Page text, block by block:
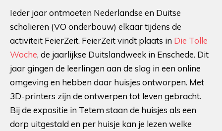
Ieder jaar ontmoeten Nederlandse en Duitse
scholieren (VO onderbouw) elkaar tijdens de
activiteit FeierZeit. FeierZeit vindt plaats in Die Tolle
Woche, de jaarlijkse Duitslandweek in Enschede. Dit
jaar gingen de leerlingen aan de slag in een online
omgeving en hebben daar huisjes ontworpen. Met
3D-printers zijn de ontwerpen tot leven gebracht.
Bij de expositie in Tetem staan de huisjes als een
dorp uitgestald en per huisje kan je lezen welke